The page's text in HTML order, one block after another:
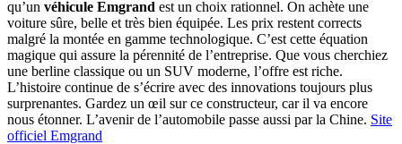
qu’un véhicule Emgrand est un choix rationnel. On achète une
voiture sûre, belle et très bien équipée. Les prix restent corrects
malgré la montée en gamme technologique. C’est cette équation
magique qui assure la pérennité de l’entreprise. Que vous cherchiez
une berline classique ou un SUV moderne, l’offre est riche.
L’histoire continue de s’écrire avec des innovations toujours plus
surprenantes. Gardez un œil sur ce constructeur, car il va encore
nous étonner. L’avenir de l’automobile passe aussi par la Chine. Site
officiel Emgrand